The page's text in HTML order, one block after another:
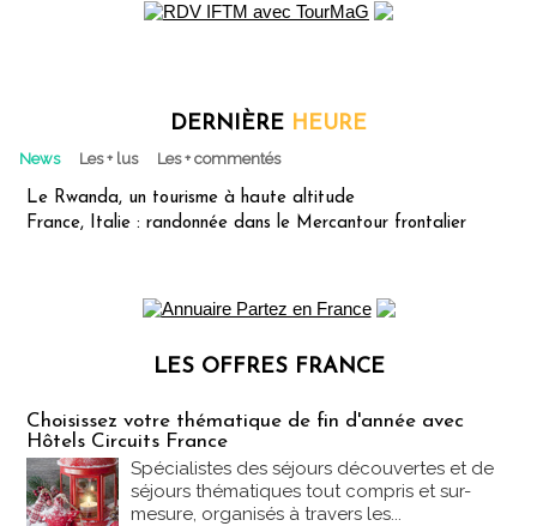
DERNIÈRE HEURE
News Les + lus Les + commentés
Le Rwanda, un tourisme à haute altitude
France, Italie : randonnée dans le Mercantour frontalier
LES OFFRES FRANCE
Choisissez votre thématique de fin d'année avec
Hôtels Circuits France
Spécialistes des séjours découvertes et de
séjours thématiques tout compris et sur-
mesure, organisés à travers les...